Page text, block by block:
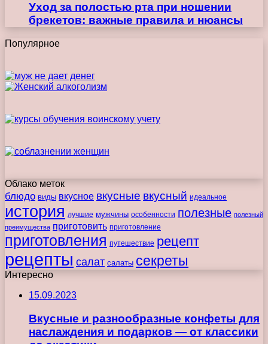
Уход за полостью рта при ношении
брекетов: важные правила и нюансы
Популярное
Облако меток
блюдо виды вкусное вкусные вкусный идеальное
история лучшие мужчины особенности полезные полезный
преимущества приготовить приготовление
приготовления путешествие рецепт
рецепты салат салаты секреты
Интересно
15.09.2023
Вкусные и разнообразные конфеты для
наслаждения и подарков — от классики